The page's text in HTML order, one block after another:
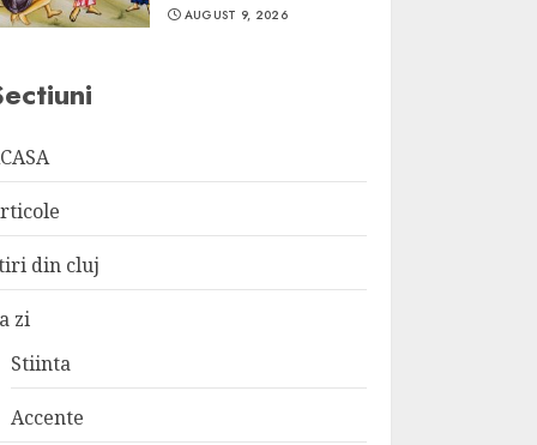
AUGUST 9, 2026
din cluj
zi
Stiinta
Accente